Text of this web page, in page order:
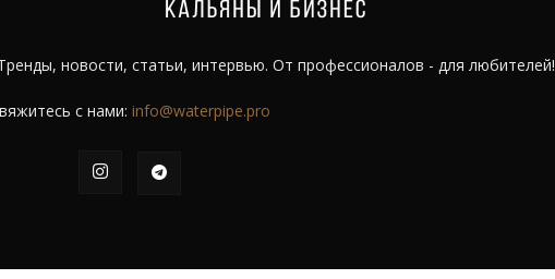
новости, статьи, интервью. От профессионалов - для любителей!
с нами: info@waterpipe.pro